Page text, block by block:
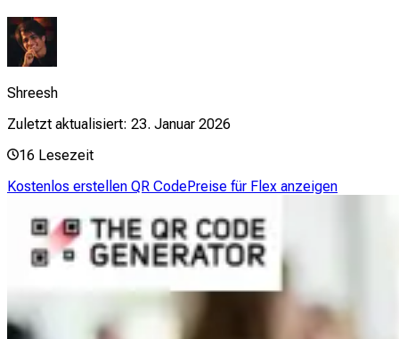
Shreesh
Zuletzt aktualisiert: 23. Januar 2026
16 Lesezeit
Kostenlos erstellen QR CodePreise für Flex anzeigen